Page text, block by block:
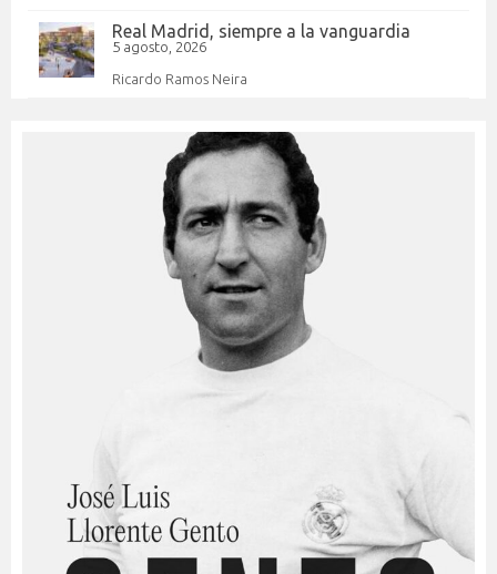
Real Madrid, siempre a la vanguardia
5 agosto, 2026
Ricardo Ramos Neira